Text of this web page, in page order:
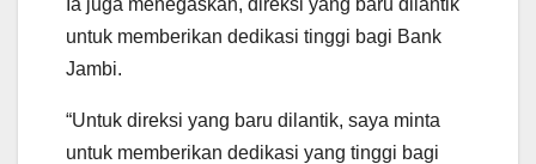
Ia juga menegaskan, direksi yang baru dilantik
untuk memberikan dedikasi tinggi bagi Bank
Jambi.
“Untuk direksi yang baru dilantik, saya minta
untuk memberikan dedikasi yang tinggi bagi